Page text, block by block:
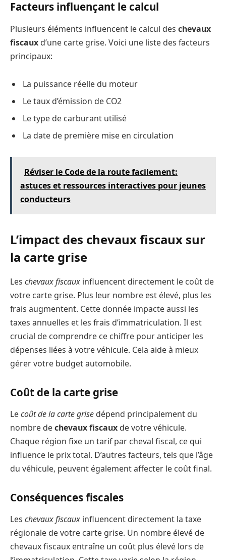
Facteurs influençant le calcul
Plusieurs éléments influencent le calcul des chevaux
fiscaux d’une carte grise. Voici une liste des facteurs
principaux:
La puissance réelle du moteur
Le taux d’émission de CO2
Le type de carburant utilisé
La date de première mise en circulation
Réviser le Code de la route facilement:
astuces et ressources interactives pour jeunes
conducteurs
L’impact des chevaux fiscaux sur
la carte grise
Les chevaux fiscaux influencent directement le coût de
votre carte grise. Plus leur nombre est élevé, plus les
frais augmentent. Cette donnée impacte aussi les
taxes annuelles et les frais d’immatriculation. Il est
crucial de comprendre ce chiffre pour anticiper les
dépenses liées à votre véhicule. Cela aide à mieux
gérer votre budget automobile.
Coût de la carte grise
Lecoût de la carte grise dépend principalement du
nombre dechevaux fiscaux de votre véhicule.
Chaque région fixe un tarif par cheval fiscal, ce qui
influence le prix total. D’autres facteurs, tels que l’âge
du véhicule, peuvent également affecter le coût final.
Conséquences fiscales
Les chevaux fiscaux influencent directement la taxe
régionale de votre carte grise. Un nombre élevé de
chevaux fiscaux entraîne un coût plus élevé lors de